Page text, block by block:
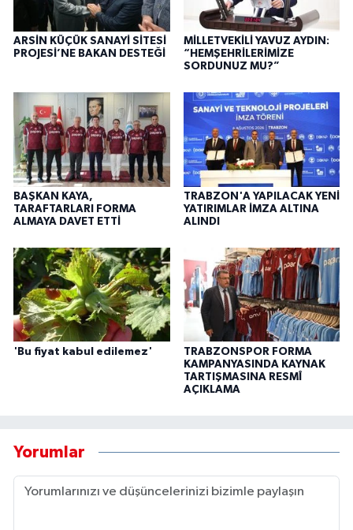
ARSİN KÜÇÜK SANAYİ SİTESİ
PROJESİ’NE BAKAN DESTEĞİ
MİLLETVEKİLİ YAVUZ AYDIN:
“HEMŞEHRİLERİMİZE
SORDUNUZ MU?”
BAŞKAN KAYA,
TARAFTARLARI FORMA
ALMAYA DAVET ETTİ
TRABZON'A YAPILACAK YENİ
YATIRIMLAR İMZA ALTINA
ALINDI
'Bu fiyat kabul edilemez'
TRABZONSPOR FORMA
KAMPANYASINDA KAYNAK
TARTIŞMASINA RESMÎ
AÇIKLAMA
Yorumlar